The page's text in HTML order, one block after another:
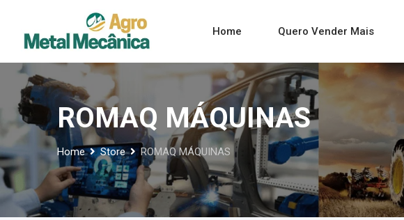
content
Home Quero Vender Mais
ROMAQ MÁQUINAS
Home Store ROMAQ MÁQUINAS